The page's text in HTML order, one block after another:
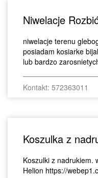
Niwelacje
niwelacje terenu
posiadam kosiarke
lub bardzo
Kontakt: 572363011
Koszulka z
Koszulki z nadrukiem.
Helion https://